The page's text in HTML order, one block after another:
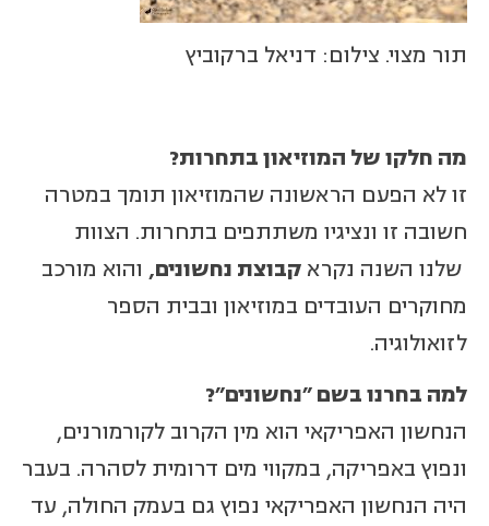
תור מצוי. צילום: דניאל ברקוביץ
מה חלקו של המוזיאון בתחרות?
זו לא הפעם הראשונה שהמוזיאון תומך במטרה
חשובה זו ונציגיו משתתפים בתחרות. הצוות
שלנו השנה נקרא קבוצת נחשונים, והוא מורכב
מחוקרים העובדים במוזיאון ובבית הספר
לזואולוגיה.
למה בחרנו בשם "נחשונים"?
הנחשון האפריקאי הוא מין הקרוב לקורמורנים,
ונפוץ באפריקה, במקווי מים דרומית לסהרה. בעבר
היה הנחשון האפריקאי נפוץ גם בעמק החולה, עד